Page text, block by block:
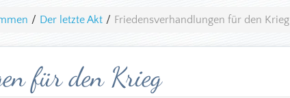
/ Der letzte Akt / Friedensverhandlungen für den Krieg
für den Krieg